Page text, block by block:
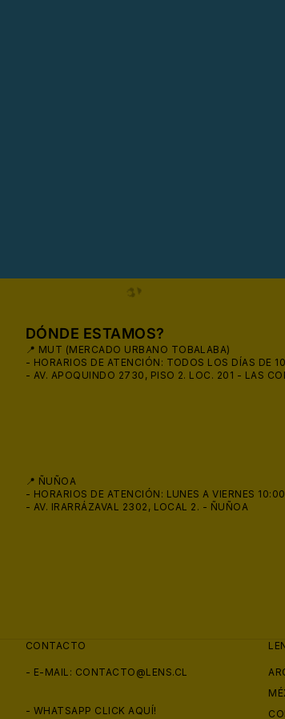
DÓNDE ESTAMOS?
📍 MUT (MERCADO URBANO TOBALABA)
- HORARIOS DE ATENCIÓN: TODOS LOS DÍAS DE
- AV. APOQUINDO 2730, PISO 2. LOC. 201 - LAS
📍 ÑUÑOA
- HORARIOS DE ATENCIÓN: LUNES A VIERNES
- AV. IRARRÁZAVAL 2302, LOCAL 2. - ÑUÑOA
CONTACTO
- E-MAIL: CONTACTO@LENS.CL
- WHATSAPP CLICK AQUÍ!